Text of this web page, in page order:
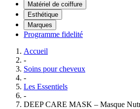
Matériel de coiffure
Esthétique
Marques
Programme fidelité
Accueil
-
Soins pour cheveux
-
Les Essentiels
-
DEEP CARE MASK – Masque